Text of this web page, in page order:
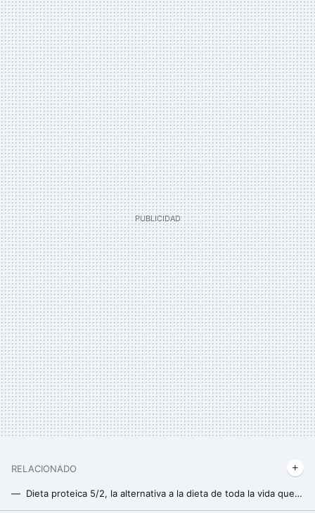
RELACIONADO
Dieta proteica 5/2, la alternativa a la dieta de toda la vida que buscabas para perder grasa de una vez